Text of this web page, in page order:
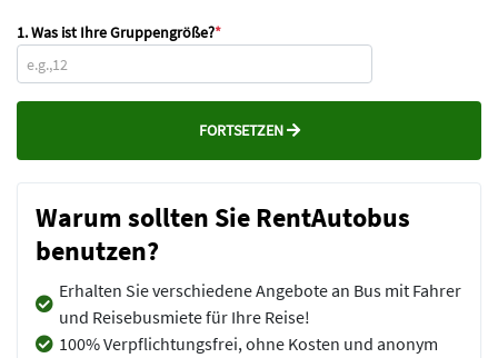
1. Was ist Ihre Gruppengröße?*
FORTSETZEN
Warum sollten Sie RentAutobus
benutzen?
Erhalten Sie verschiedene Angebote an Bus mit Fahrer
und Reisebusmiete für Ihre Reise!
100% Verpflichtungsfrei, ohne Kosten und anonym